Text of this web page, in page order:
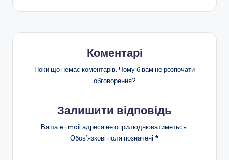
Коментарі
Поки що немає коментарів. Чому б вам не розпочати
обговорення?
Залишити відповідь
Ваша e-mail адреса не оприлюднюватиметься.
Обов’язкові поля позначені *